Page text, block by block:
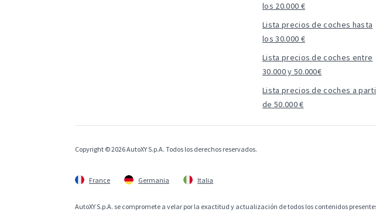
los 20.000 €
Lista precios de coches hasta
los 30.000 €
Lista precios de coches entre
30.000 y 50.000€
Lista precios de coches a
de 50.000 €
Copyright © 2026 AutoXY S.p.A. Todos los derechos reservados.
France Germania Italia
AutoXY S.p.A. se compromete a velar por la exactitud y actualización de todos los contenidos